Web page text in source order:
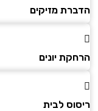
הדברת מזיקים
הרחקת יונים
ריסוס לבית